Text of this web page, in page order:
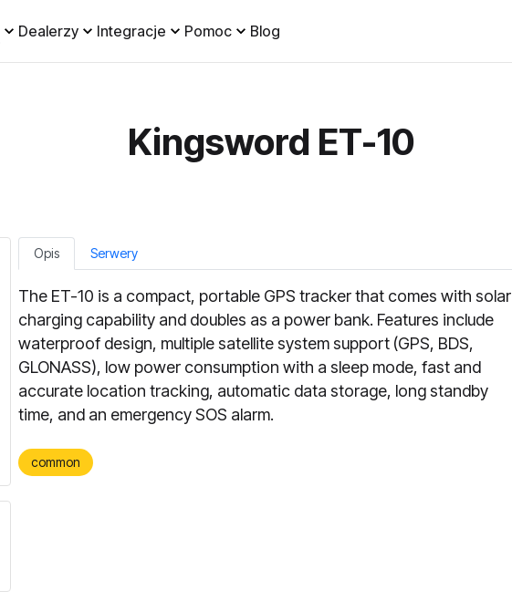
Dealerzy Integracje Pomoc Blog
Kingsword ET-10
Opis Serwery
The ET-10 is a compact, portable GPS tracker that comes with solar
charging capability and doubles as a power bank. Features include
waterproof design, multiple satellite system support (GPS, BDS,
GLONASS), low power consumption with a sleep mode, fast and
accurate location tracking, automatic data storage, long standby
time, and an emergency SOS alarm.
common